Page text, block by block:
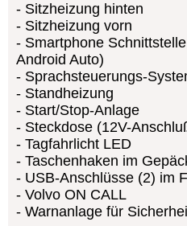
Sitzheizung hinten
Sitzheizung vorn
Smartphone
Android Auto)
Sprachsteuerungs-
Standheizung
Start/Stop-Anlage
Steckdose (12V-
Tagfahrlicht LED
Taschenhaken im
USB-Anschlüsse (2) im
Volvo ON CALL
Warnanlage für